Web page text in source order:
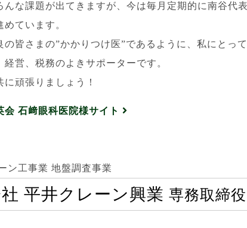
んな課題が出てきますが、今は毎月定期的に南谷代
めています。
の皆さまの”かかりつけ医”であるように、私にとっ
経営、税務のよきサポーターです。
頑張りましょう！
会 石﨑眼科医院様サイト
ン工事業 地盤調査事業
平井クレーン興業 専務取締